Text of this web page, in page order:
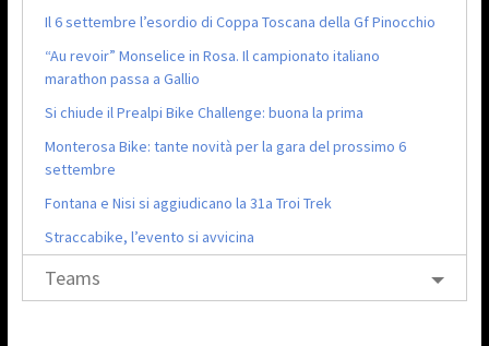
Il 6 settembre l’esordio di Coppa Toscana della Gf Pinocchio
“Au revoir” Monselice in Rosa. Il campionato italiano
marathon passa a Gallio
Si chiude il Prealpi Bike Challenge: buona la prima
Monterosa Bike: tante novità per la gara del prossimo 6
settembre
Fontana e Nisi si aggiudicano la 31a Troi Trek
Straccabike, l’evento si avvicina
Teams